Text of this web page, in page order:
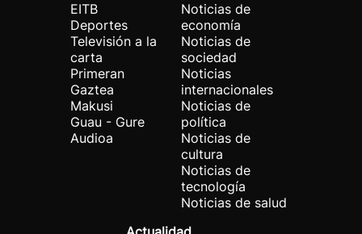
EITB
Deportes
Televisión a la
carta
Primeran
Gaztea
Makusi
Guau - Gure
Audioa
Noticias de
economía
Noticias de
sociedad
Noticias
internacionales
Noticias de
política
Noticias de
cultura
Noticias de
tecnología
Noticias de salud